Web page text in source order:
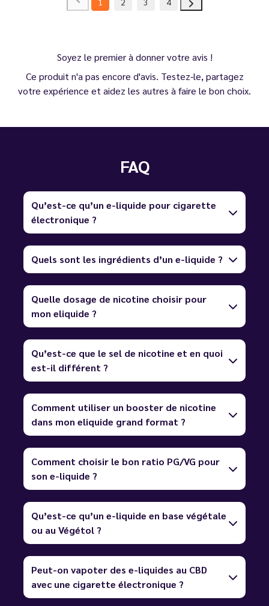
Soyez le premier à donner votre avis !
Ce produit n'a pas encore d'avis. Testez-le, partagez
votre expérience et aidez les autres à faire le bon choix.
FAQ
Qu’est-ce qu’un e-liquide pour cigarette
électronique ?
Quels sont les ingrédients d’un e-liquide ?
Quelle dosage de nicotine choisir pour
mon eliquide ?
Qu’est-ce que le sel de nicotine et en quoi
est-il différent ?
Comment utiliser un booster de nicotine
dans mon eliquide grand format ?
Comment choisir le bon ratio PG/VG pour
son e-liquide ?
Qu’est-ce qu’un e-liquide en base végétale
ou au Végétol ?
Peut-on vapoter des e-liquides au CBD
avec une cigarette électronique ?